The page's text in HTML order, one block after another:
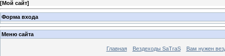
[Мой сайт]
Форма входа
Меню сайта
Главная Вездеходы SaTraS Вам нужен